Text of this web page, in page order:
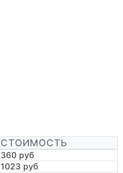
СТОИМОСТЬ
360 руб
1023 руб